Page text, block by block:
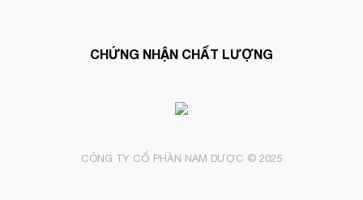
CHỨNG NHẬN CHẤT LƯỢNG
CÔNG TY CỔ PHẦN NAM DƯỢC © 2025